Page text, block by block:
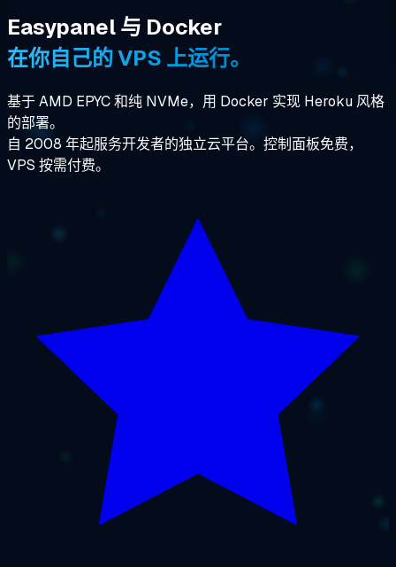
Easypanel 与 Docker
在你自己的 VPS 上运行。
基于 AMD EPYC 和纯 NVMe，用 Docker 实现 Heroku 风格
的部署。
自 2008 年起服务开发者的独立云平台。控制面板免费，
VPS 按需付费。